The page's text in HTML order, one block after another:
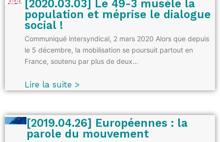
[2020.03.03] Le 49-3 musèle la
population et méprise le dialogue
social !
Communiqué intersyndical, 2 mars 2020 Alors que depuis
le 5 décembre, la mobilisation se poursuit partout en
France, soutenu par plus de deux…
Lire la suite >
[2019.04.26] Européennes : la
parole du mouvement